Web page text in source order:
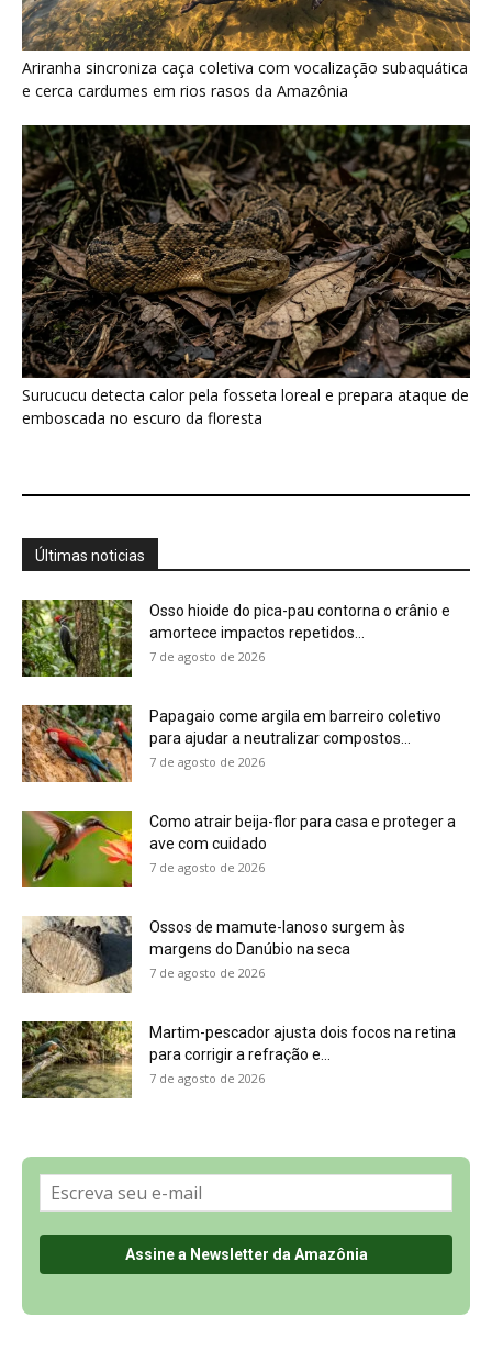
Surucucu detecta calor pela fosseta loreal e prepara ataque de
emboscada no escuro da floresta
Últimas noticias
Osso hioide do pica-pau contorna o crânio e
amortece impactos repetidos...
7 de agosto de 2026
Papagaio come argila em barreiro coletivo
para ajudar a neutralizar compostos...
7 de agosto de 2026
Ossos de mamute-lanoso surgem às
7 de agosto de 2026
7 de agosto de 2026
Política de Privacidade, LGPD e RGPD
Últimas Notícias
🌎 Español
©